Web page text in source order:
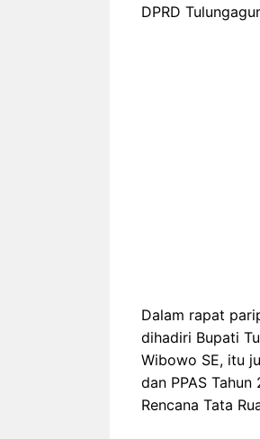
DPRD
Dalam rapat
dihadiri Bupati
Wibowo SE, itu
dan PPAS
Rencana Tata